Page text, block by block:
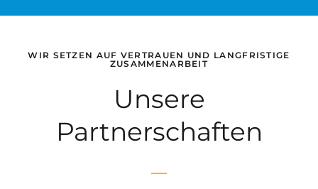
WIR SETZEN AUF VERTRAUEN UND LANGFRISTIGE
ZUSAMMENARBEIT
Unsere
Partnerschaften